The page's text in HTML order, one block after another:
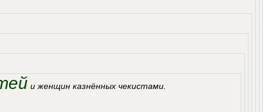
и женщин казнённых чекистами.